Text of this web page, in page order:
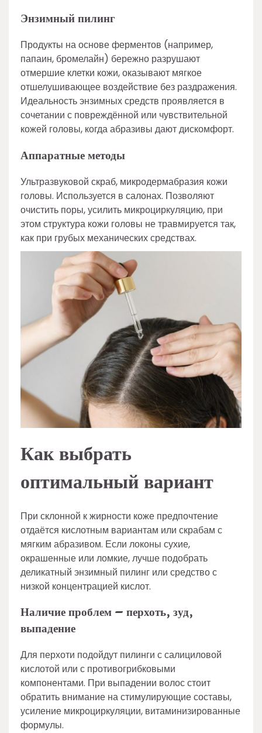
Энзимный пилинг
Продукты на основе ферментов (например,
папаин, бромелайн) бережно разрушают
отмершие клетки кожи, оказывают мягкое
отшелушивающее воздействие без раздражения.
Идеальность энзимных средств проявляется в
сочетании с повреждённой или чувствительной
кожей головы, когда абразивы дают дискомфорт.
Аппаратные методы
Ультразвуковой скраб, микродермабразия кожи
головы. Используется в салонах. Позволяют
очистить поры, усилить микроциркуляцию, при
этом структура кожи головы не травмируется так,
как при грубых механических средствах.
Как выбрать
оптимальный вариант
При склонной к жирности коже предпочтение
отдаётся кислотным вариантам или скрабам с
мягким абразивом. Если локоны сухие,
окрашенные или ломкие, лучше подобрать
деликатный энзимный пилинг или средство с
низкой концентрацией кислот.
Наличие проблем – перхоть, зуд,
выпадение
Для перхоти подойдут пилинги с салициловой
кислотой или с противогрибковыми
компонентами. При выпадении волос стоит
обратить внимание на стимулирующие составы,
усиление микроциркуляции, витаминизированные
формулы.